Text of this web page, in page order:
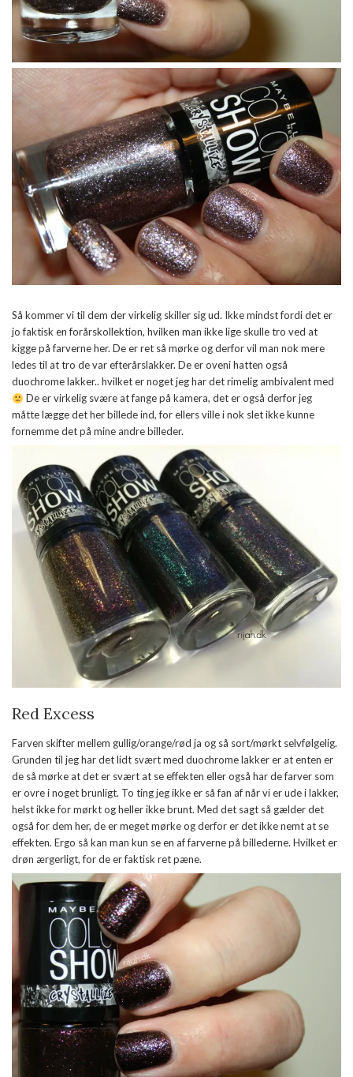
Så kommer vi til dem der virkelig skiller sig ud. Ikke mindst fordi det er
jo faktisk en forårskollektion, hvilken man ikke lige skulle tro ved at
kigge på farverne her. De er ret så mørke og derfor vil man nok mere
ledes til at tro de var efterårslakker. De er oveni hatten også
duochrome lakker.. hvilket er noget jeg har det rimelig ambivalent med
De er virkelig svære at fange på kamera, det er også derfor jeg
måtte lægge det her billede ind, for ellers ville i nok slet ikke kunne
fornemme det på mine andre billeder.
Red Excess
Farven skifter mellem gullig/orange/rød ja og så sort/mørkt selvfølgelig.
Grunden til jeg har det lidt svært med duochrome lakker er at enten er
de så mørke at det er svært at se effekten eller også har de farver som
er ovre i noget brunligt. To ting jeg ikke er så fan af når vi er ude i lakker,
helst ikke for mørkt og heller ikke brunt. Med det sagt så gælder det
også for dem her, de er meget mørke og derfor er det ikke nemt at se
effekten. Ergo så kan man kun se en af farverne på billederne. Hvilket er
drøn ærgerligt, for de er faktisk ret pæne.